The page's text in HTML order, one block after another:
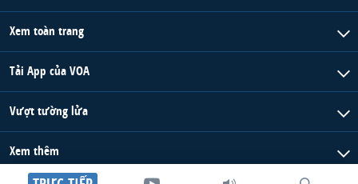
Xem toàn trang
Tải App của VOA
Vượt tường lửa
Xem thêm